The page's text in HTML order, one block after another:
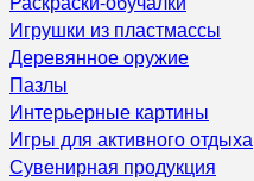
Игрушки из пластмассы
Деревянное оружие
Пазлы
Интерьерные картины
Игры для активного отдыха
Сувенирная продукция